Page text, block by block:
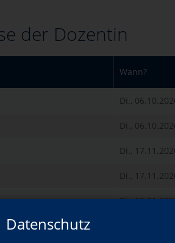
Datenschutz
der Dozentin
Wann?
Di.,
Di.,
Di.,
Di.,
Di.,